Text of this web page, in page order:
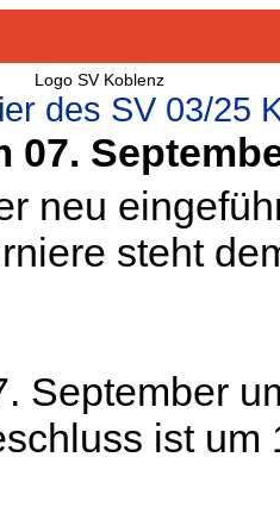
des SV 03/25
07.
neu
steht
September
ist um